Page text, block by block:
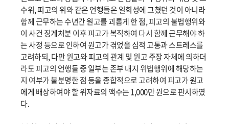
수위, 피고의 위와 같은 언행들은 일회성에 그쳤던 것이 아니라
함께 근무하는 수년간 원고를 괴롭게 한 점, 피고의 불법행위와
이 사건 징계처분 이후 피고가 복직하여 다시 함께 근무해야 하
는 사정 등으로 인하여 원고가 겪었을 심적 고통과 스트레스를
고려하되, 다만 원고와 피고의 관계 및 원고 주장 자체에 의하더
라도 피고의 언행들 중 일부는 존부 내지 위법행위에 해당하는
지 여부가 불분명한 점 등을 종합적으로 고려하여 피고가 원고
에게 배상하여야 할 위자료의 액수는 1,000만 원으로 판시하였
다.